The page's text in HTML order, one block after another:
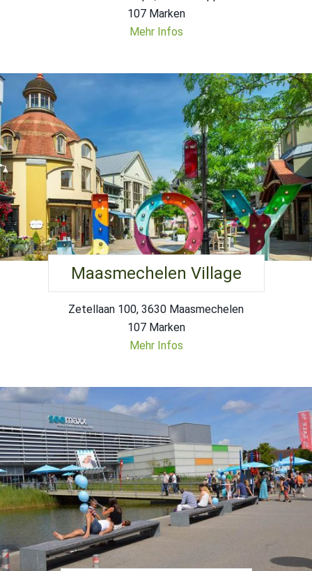
107 Marken
Mehr Infos
Maasmechelen Village
Zetellaan 100, 3630 Maasmechelen
107 Marken
Mehr Infos